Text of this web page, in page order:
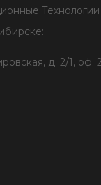
д. 2/1, оф.